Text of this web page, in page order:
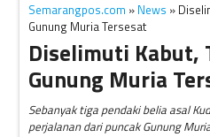
Semarangpos.com » News »
Gunung Muria Tersesat
Diselimuti Kabut,
Gunung Muria
Sebanyak tiga pendaki belia asal
perjalanan dari puncak Gunung